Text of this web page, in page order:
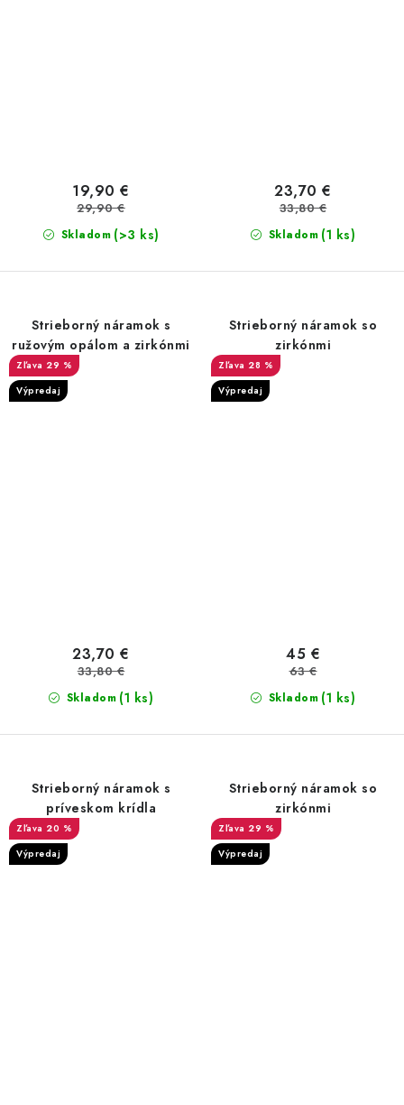
Skladom (>3 ks)
19,90 €
29,90 €
Skladom (1 ks)
23,70 €
33,80 €
Strieborný náramok s
ružovým opálom a zirkónmi
29 %
Výpredaj
Skladom (1 ks)
23,70 €
33,80 €
Strieborný náramok so
zirkónmi
28 %
Výpredaj
Skladom (1 ks)
45 €
63 €
Strieborný náramok s
príveskom krídla
20 %
Výpredaj
Strieborný náramok so
zirkónmi
29 %
Výpredaj